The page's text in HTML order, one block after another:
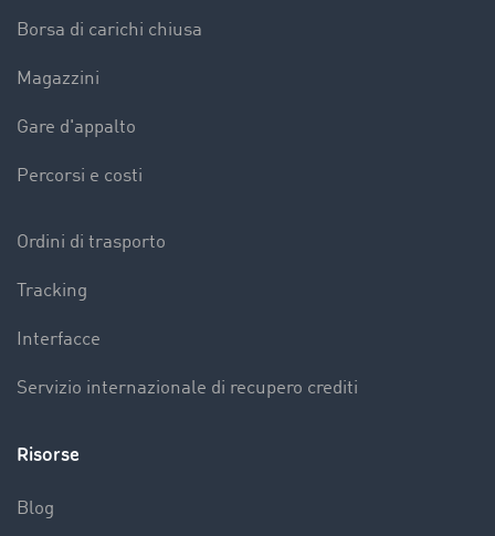
Borsa di carichi chiusa
Magazzini
Gare d'appalto
Percorsi e costi
Ordini di trasporto
Tracking
Interfacce
Servizio internazionale di recupero crediti
Risorse
Blog